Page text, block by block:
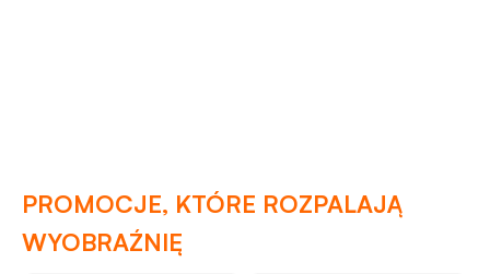
PROMOCJE, KTÓRE ROZPALAJĄ
WYOBRAŹNIĘ